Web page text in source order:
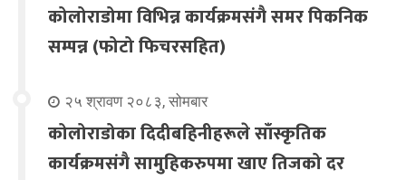
कोलोराडोमा विभिन्न कार्यक्रमसंगै समर पिकनिक
सम्पन्न (फोटो फिचरसहित)
२५ श्रावण २०८३, सोमबार
कोलोराडोका दिदीबहिनीहरूले साँस्कृतिक
कार्यक्रमसंगै सामुहिकरुपमा खाए तिजको दर